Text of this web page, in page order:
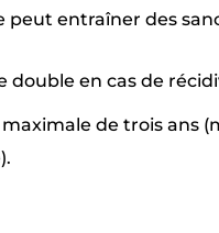
entraîner des
double en cas de
de trois ans